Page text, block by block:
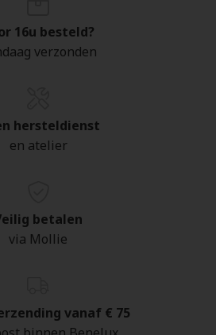
16u besteld?
verzonden
hersteldienst
en atelier
betalen
via Mollie
vanaf € 75